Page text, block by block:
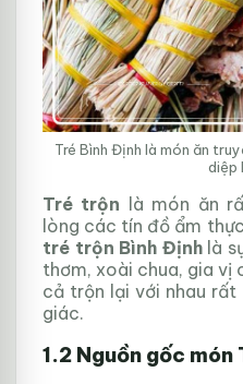
Tré Bình Định là món ăn
diệp
Tré trộn là món ăn
lòng các tín đồ ẩm
tré trộn Bình Địnhlà
thơm, xoài chua, gia
cả trộn lại với nhau
giác.
1.2 Nguồn gốc